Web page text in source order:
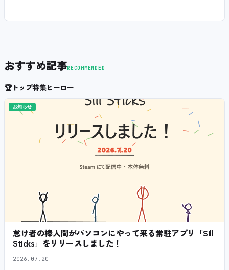
おすすめ記事RECOMMENDED
🏆トップ特集ヒーロー
お知らせ
怠け者の棒人間がパソコンにやって来る常駐アプリ「Sill
Sticks」をリリースしました！
2026.07.20